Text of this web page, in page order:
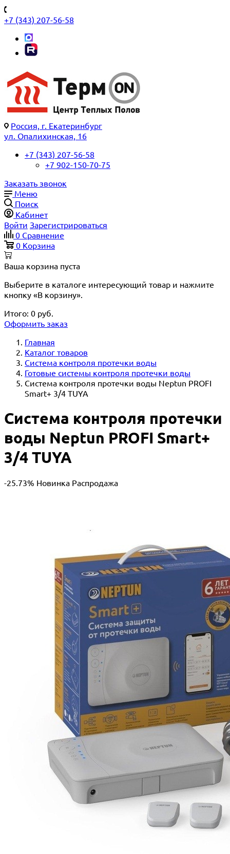
+7 (343) 207-56-58
Россия, г. Екатеринбург
ул. Опалихинская, 16
+7 (343) 207-56-58
+7 902-150-70-75
Заказать звонок
Меню
Поиск
Кабинет
Войти Зарегистрироваться
0 Сравнение
0 Корзина
Ваша корзина пуста
Выберите в каталоге интересующий товар и нажмите
кнопку «В корзину».
Итого: 0 руб.
Оформить заказ
Главная
Каталог товаров
Система контроля протечки воды
Готовые системы контроля протечки воды
Система контроля протечки воды Neptun PROFI
Smart+ 3/4 TUYA
Система контроля протечки
воды Neptun PROFI Smart+
3/4 TUYA
-25.73% Новинка Распродажа